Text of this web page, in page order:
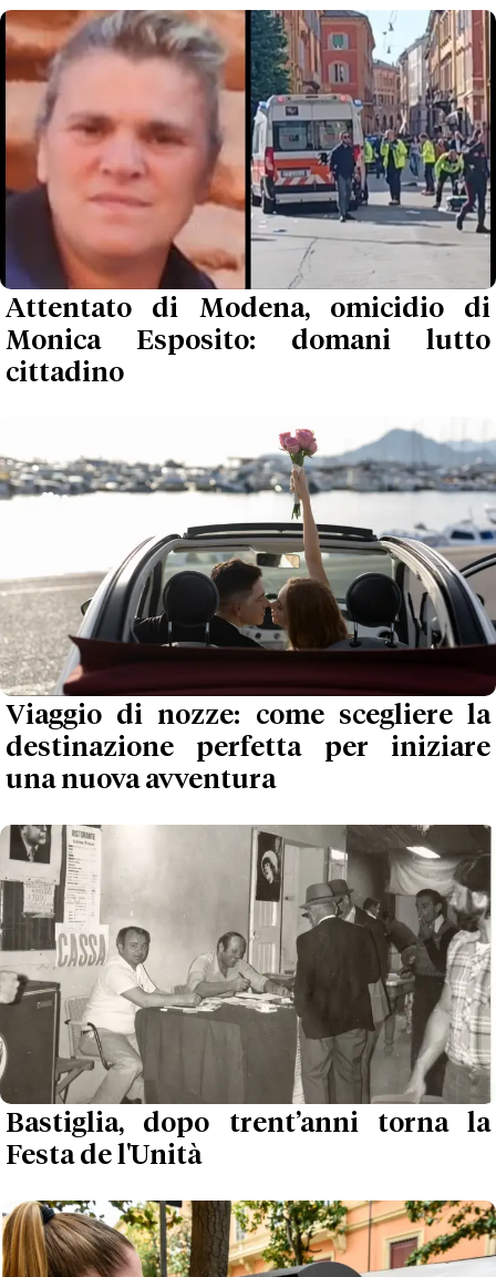
Attentato di Modena, omicidio di
Monica Esposito: domani lutto
cittadino
Viaggio di nozze: come scegliere la
destinazione perfetta per iniziare
una nuova avventura
Bastiglia, dopo trent’anni torna la
Festa de l'Unità